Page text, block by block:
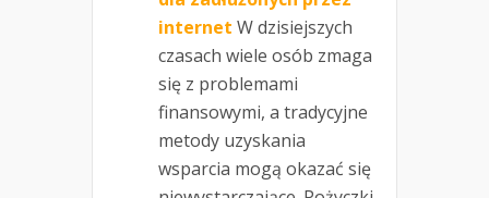
internet W dzisiejszych
czasach wiele osób zmaga
się z problemami
finansowymi, a tradycyjne
metody uzyskania
wsparcia mogą okazać się